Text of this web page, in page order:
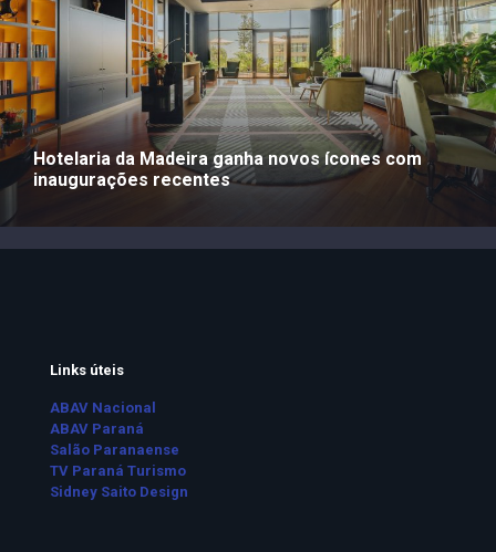
Hotelaria da Madeira ganha novos ícones com
inaugurações recentes
Links úteis
ABAV Nacional
ABAV Paraná
Salão Paranaense
TV Paraná Turismo
Sidney Saito Design